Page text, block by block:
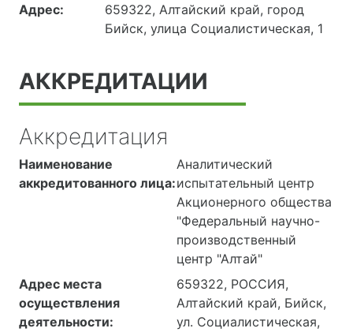
Адрес:
659322, Алтайский край, город
Бийск, улица Социалистическая, 1
АККРЕДИТАЦИИ
Аккредитация
Наименование
аккредитованного лица:
Аналитический
испытательный центр
Акционерного общества
"Федеральный научно-
производственный
центр "Алтай"
Адрес места
осуществления
деятельности:
659322, РОССИЯ,
Алтайский край, Бийск,
ул. Социалистическая,